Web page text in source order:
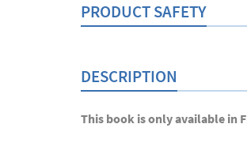
PRODUCT SAFETY
DESCRIPTION
This book is only available in